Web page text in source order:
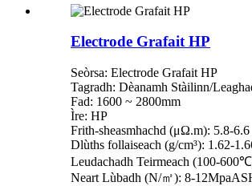
Electrode Grafait HP
Seòrsa: Electrode Grafait HP
Tagradh: Dèanamh Stàilinn/
Fad: 1600 ~ 2800mm
Ìre: HP
Frith-sheasmhachd (μΩ.m): 5.8-6.6
Dlùths follaiseach (g/cm³): 1.62-
Leudachadh Teirmeach (100-
Neart Lùbadh (N/㎡): 8-